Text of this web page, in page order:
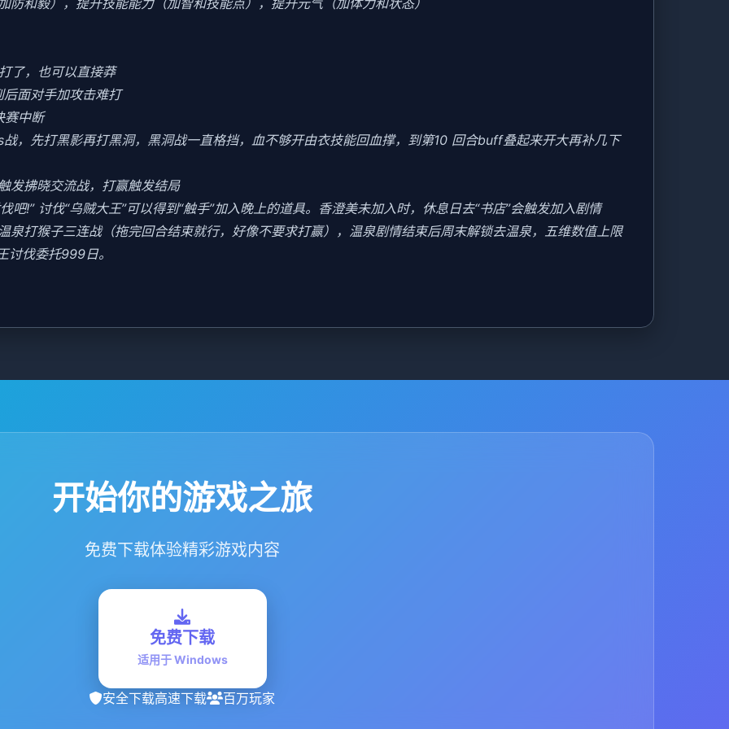
了，也可以直接莽
面对手加攻击难打
赛中断
，先打黑影再打黑洞，黑洞战一直格挡，血不够开由衣技能回血撑，到第10 回合buff叠起来开大再补几下
发拂晓交流战，打赢触发结局
吧!” 讨伐“乌贼大王”可以得到“触手”加入晚上的道具。香澄美未加入时，休息日去“书店”会触发加入剧情
泉打猴子三连战（拖完回合结束就行，好像不要求打赢），温泉剧情结束后周末解锁去温泉，五维数值上限
伐委托999日。
开始你的游戏之旅
免费下载体验精彩游戏内容
免费下载
适用于 Windows
安全下载高速下载 百万玩家